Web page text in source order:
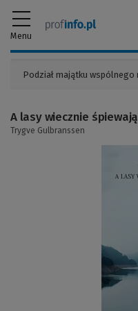
Menu
A lasy wiecznie śpiewają
Trygve Gulbranssen